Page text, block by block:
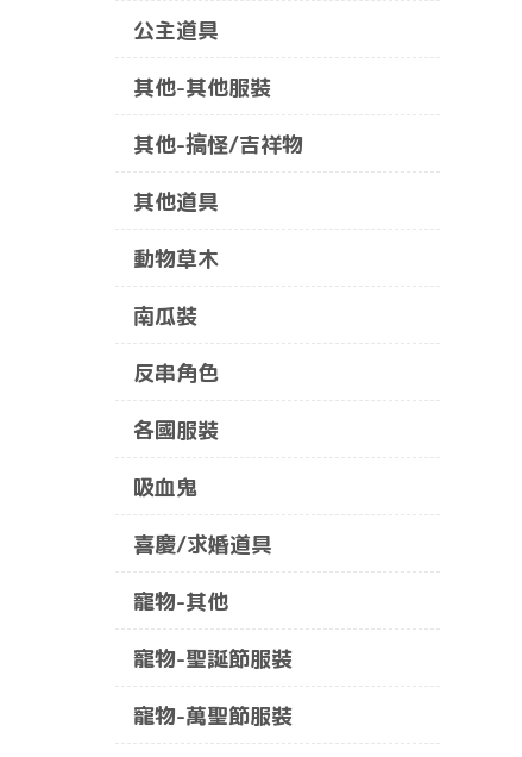
公主道具
其他-其他服裝
其他-搞怪/吉祥物
其他道具
動物草木
南瓜裝
反串角色
各國服裝
吸血鬼
喜慶/求婚道具
寵物-其他
寵物-聖誕節服裝
寵物-萬聖節服裝